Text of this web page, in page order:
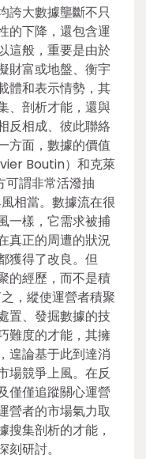
誇大數據壟斷不只
的下降，還包含運
這般，重要是由於
財富或地盤、衡宇
體和表示情勢，其
、剖析才能，還與
反相成、彼此聯絡
方面，數據的價值
Boutin）和克萊
謂非常活潑抽
相當。數據流在很
一樣，它需求被捕
真正的周遭的狀況
獲得了改良。但
的經歷，而不是積
，縱使運營者積聚
置、發掘數據的技
難度的才能，其擁
遑論基于此到達消
場競爭上風。在反
僅僅追蹤關心運營
營者的市場氣力取
搜集剖析的才能，
研討。